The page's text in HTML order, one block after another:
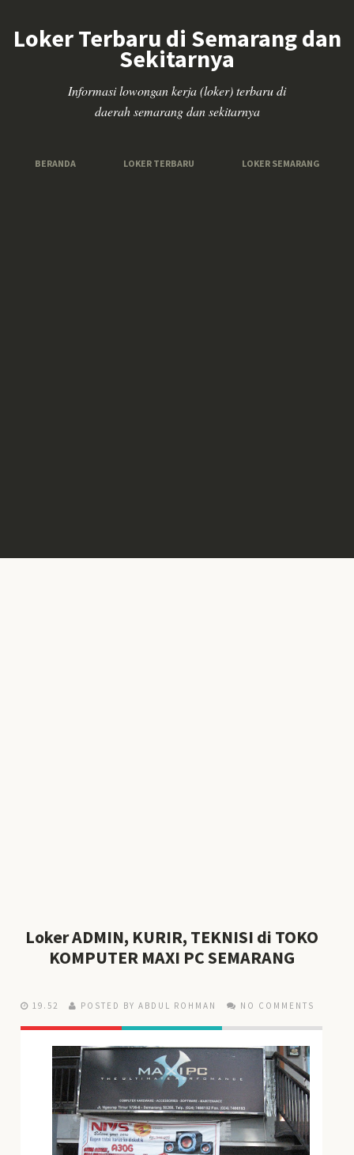
Loker Terbaru di Semarang dan
Sekitarnya
Informasi lowongan kerja (loker) terbaru di
daerah semarang dan sekitarnya
BERANDA LOKER TERBARU LOKER SEMARANG
Loker ADMIN, KURIR, TEKNISI di TOKO
KOMPUTER MAXI PC SEMARANG
19.52 POSTED BY ABDUL ROHMAN NO COMMENTS